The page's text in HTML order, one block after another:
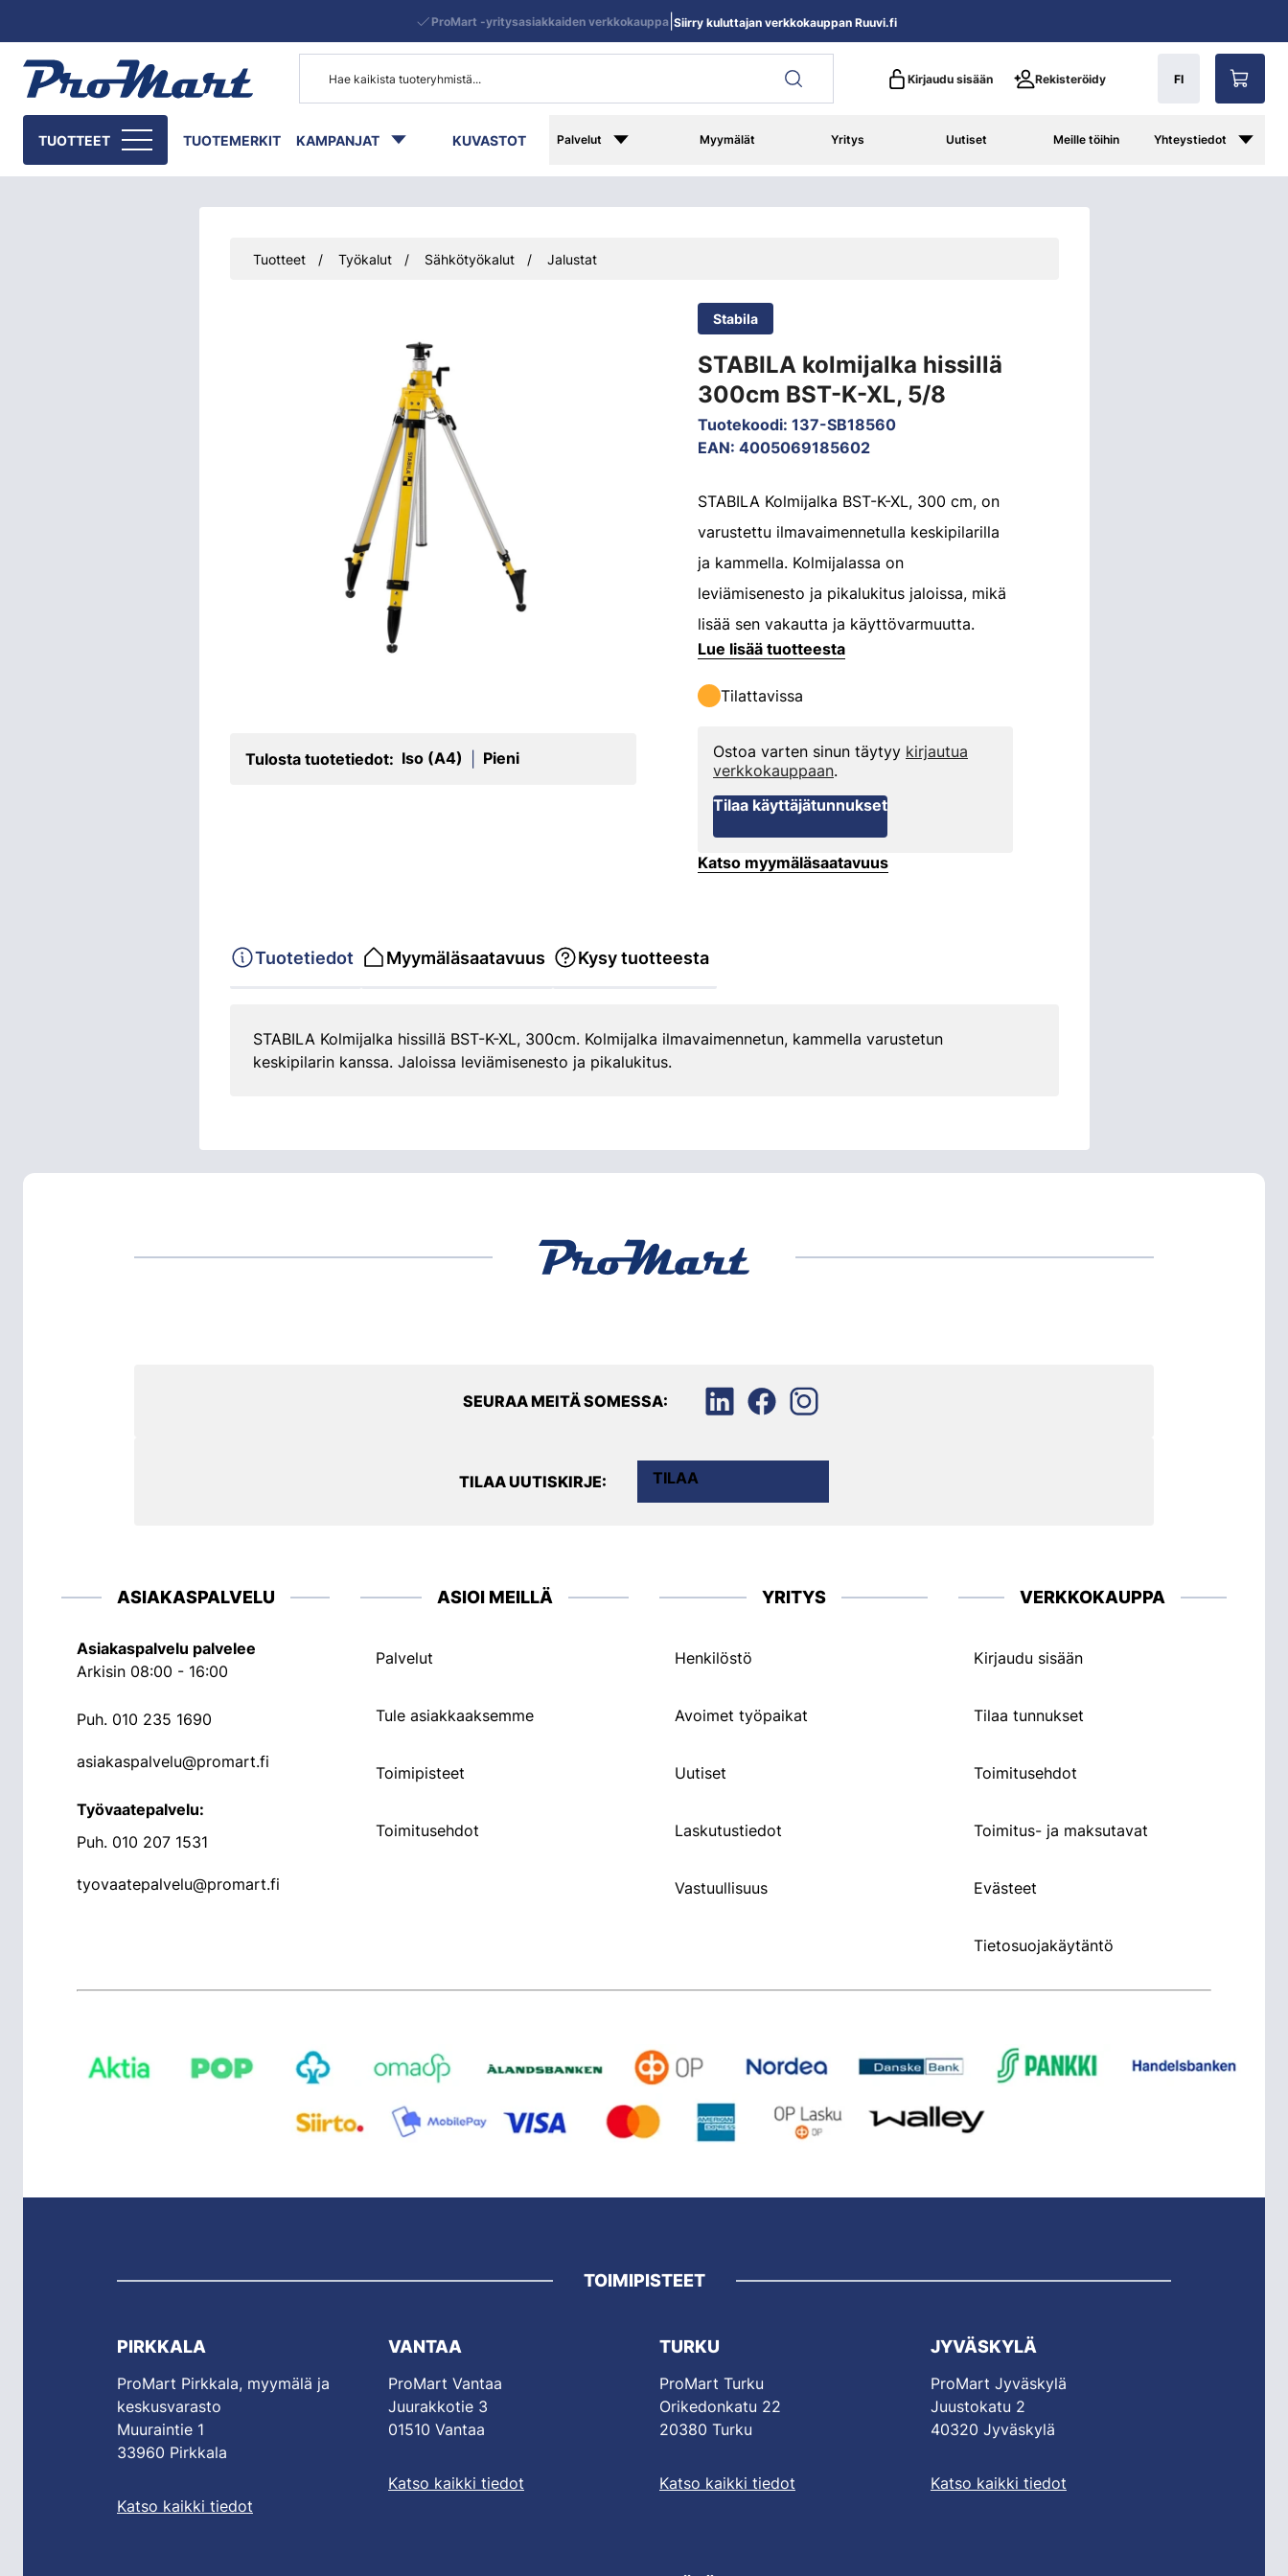
Kirjaudu sisään Rekisteröidy FI
TUOTTEET TUOTEMERKIT KAMPANJAT KUVASTOT Palvelut Myymälät Yritys Uutiset Meille töihin Yhteystiedot
ProMart -yritysasiakkaiden verkkokauppa| Siirry kuluttajan verkkokauppan Ruuvi.fi
Tuotteet Työkalut Sähkötyökalut Jalustat
Stabila
STABILA kolmijalka hissillä
300cm BST-K-XL, 5/8
Tuotekoodi: 137-SB18560
EAN: 4005069185602
Tulosta tuotetiedot: Iso (A4) Pieni
STABILA Kolmijalka BST-K-XL, 300 cm, on
varustettu ilmavaimennetulla keskipilarilla
ja kammella. Kolmijalassa on
leviämisenesto ja pikalukitus jaloissa, mikä
lisää sen vakautta ja käyttövarmuutta.
Lue lisää tuotteesta
Tilattavissa
Ostoa varten sinun täytyy kirjautua
verkkokauppaan.
Tilaa käyttäjätunnukset
Katso myymäläsaatavuus
Tuotetiedot Myymäläsaatavuus Kysy tuotteesta
STABILA Kolmijalka hissillä BST-K-XL, 300cm. Kolmijalka ilmavaimennetun, kammella varustetun
keskipilarin kanssa. Jaloissa leviämisenesto ja pikalukitus.
SEURAA MEITÄ SOMESSA:
TILAA UUTISKIRJE: TILAA
ASIAKASPALVELU
Asiakaspalvelu palvelee
Arkisin 08:00 - 16:00
Puh. 010 235 1690
asiakaspalvelu@promart.fi
Työvaatepalvelu:
Puh. 010 207 1531
tyovaatepalvelu@promart.fi
ASIOI MEILLÄ
Palvelut
Tule asiakkaaksemme
Toimipisteet
Toimitusehdot
YRITYS
Henkilöstö
Avoimet työpaikat
Uutiset
Laskutustiedot
Vastuullisuus
VERKKOKAUPPA
Kirjaudu sisään
Tilaa tunnukset
Toimitusehdot
Toimitus- ja maksutavat
Evästeet
Tietosuojakäytäntö
TOIMIPISTEET
PIRKKALA
ProMart Pirkkala, myymälä ja
keskusvarasto
Muuraintie 1
33960 Pirkkala
Katso kaikki tiedot
VANTAA
ProMart Vantaa
Juurakkotie 3
01510 Vantaa
Katso kaikki tiedot
TURKU
ProMart Turku
Orikedonkatu 22
20380 Turku
Katso kaikki tiedot
JYVÄSKYLÄ
ProMart Jyväskylä
Juustokatu 2
40320 Jyväskylä
Katso kaikki tiedot